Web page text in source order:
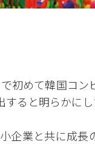
初めて韓国コ
ると明らかにし
企業と共に成